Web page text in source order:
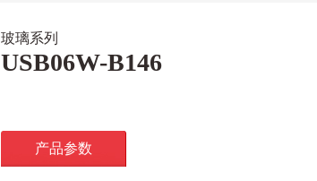
玻璃系列
USB06W-B146
产品参数